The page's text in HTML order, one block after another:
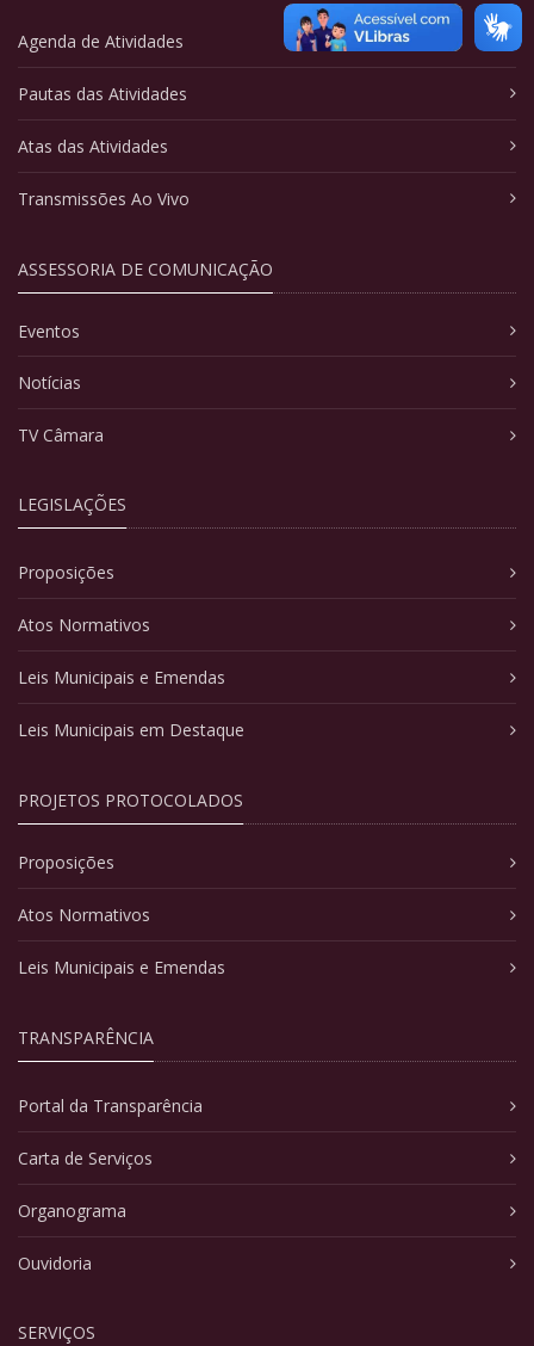
Agenda de Atividades
Pautas das Atividades
Atas das Atividades
Transmissões Ao Vivo
ASSESSORIA DE COMUNICAÇÃO
Eventos
Notícias
TV Câmara
LEGISLAÇÕES
Proposições
Atos Normativos
Leis Municipais e Emendas
Leis Municipais em Destaque
PROJETOS PROTOCOLADOS
Proposições
Atos Normativos
Leis Municipais e Emendas
TRANSPARÊNCIA
Portal da Transparência
Carta de Serviços
Organograma
Ouvidoria
SERVIÇOS